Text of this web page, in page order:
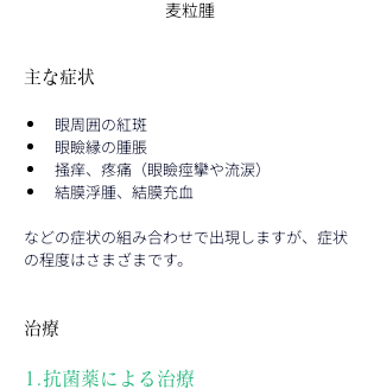
麦粒腫
主な症状
眼周囲の紅斑
眼瞼縁の腫脹
掻痒、疼痛（眼瞼痙攣や流涙）
結膜浮腫、結膜充血
などの症状の組み合わせで出現しますが、症状
の程度はさまざまです。
治療
1.抗菌薬による治療